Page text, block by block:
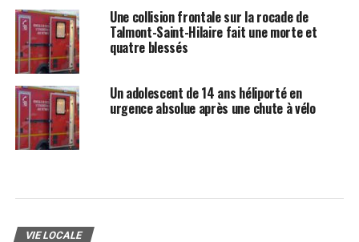
Une collision frontale sur la rocade de
Talmont-Saint-Hilaire fait une morte et
quatre blessés
Un adolescent de 14 ans héliporté en
urgence absolue après une chute à vélo
VIE LOCALE